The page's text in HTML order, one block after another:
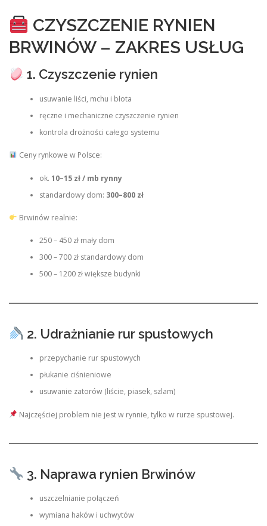
CZYSZCZENIE RYNIEN
BRWINÓW – ZAKRES USŁUG
1. Czyszczenie rynien
usuwanie liści, mchu i błota
ręczne i mechaniczne czyszczenie rynien
kontrola drożności całego systemu
Ceny rynkowe w Polsce:
ok. 10–15 zł / mb rynny
standardowy dom: 300–800 zł
Brwinów realnie:
250 – 450 zł mały dom
300 – 700 zł standardowy dom
500 – 1200 zł większe budynki
2. Udrażnianie rur spustowych
przepychanie rur spustowych
płukanie ciśnieniowe
usuwanie zatorów (liście, piasek, szlam)
Najczęściej problem nie jest w rynnie, tylko w rurze spustowej.
3. Naprawa rynien Brwinów
uszczelnianie połączeń
wymiana haków i uchwytów